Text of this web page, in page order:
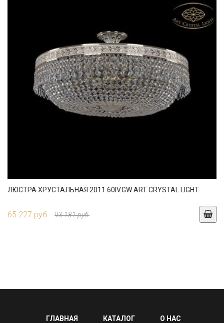
ЛЮСТРА ХРУСТАЛЬНАЯ 2011.60IV.GW ART CRYSTAL LIGHT
65 227 руб. 93 181 руб.
ГЛАВНАЯ КАТАЛОГ О НАС